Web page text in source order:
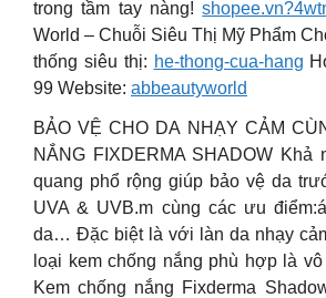
trong tầm tay nàng!
World – Chuỗi Siêu Thị Mỹ Phẩm
thống siêu thị: he-thong-cua-hang
99 Website: abbeautyworld
BẢO VỆ CHO DA NHẠY CẢM
NẮNG FIXDERMA SHADOW Khả
quang phổ rộng giúp bảo vệ da
UVA & UVB.m cùng các ưu
da… Đặc biệt là với làn da nhạy
loại kem chống nắng phù hợp là
Kem chống nắng Fixderma